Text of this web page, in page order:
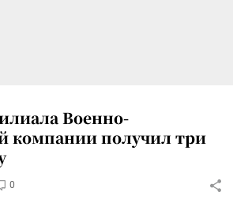
Военно-
компании получил три
0